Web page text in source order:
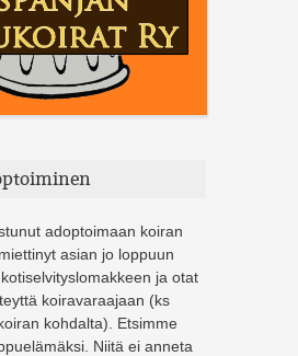
adoptoimaan koiran
asian jo loppuun
ja otat
koiravaraajaan (ks
kohdalta). Etsimme
Niitä ei anneta